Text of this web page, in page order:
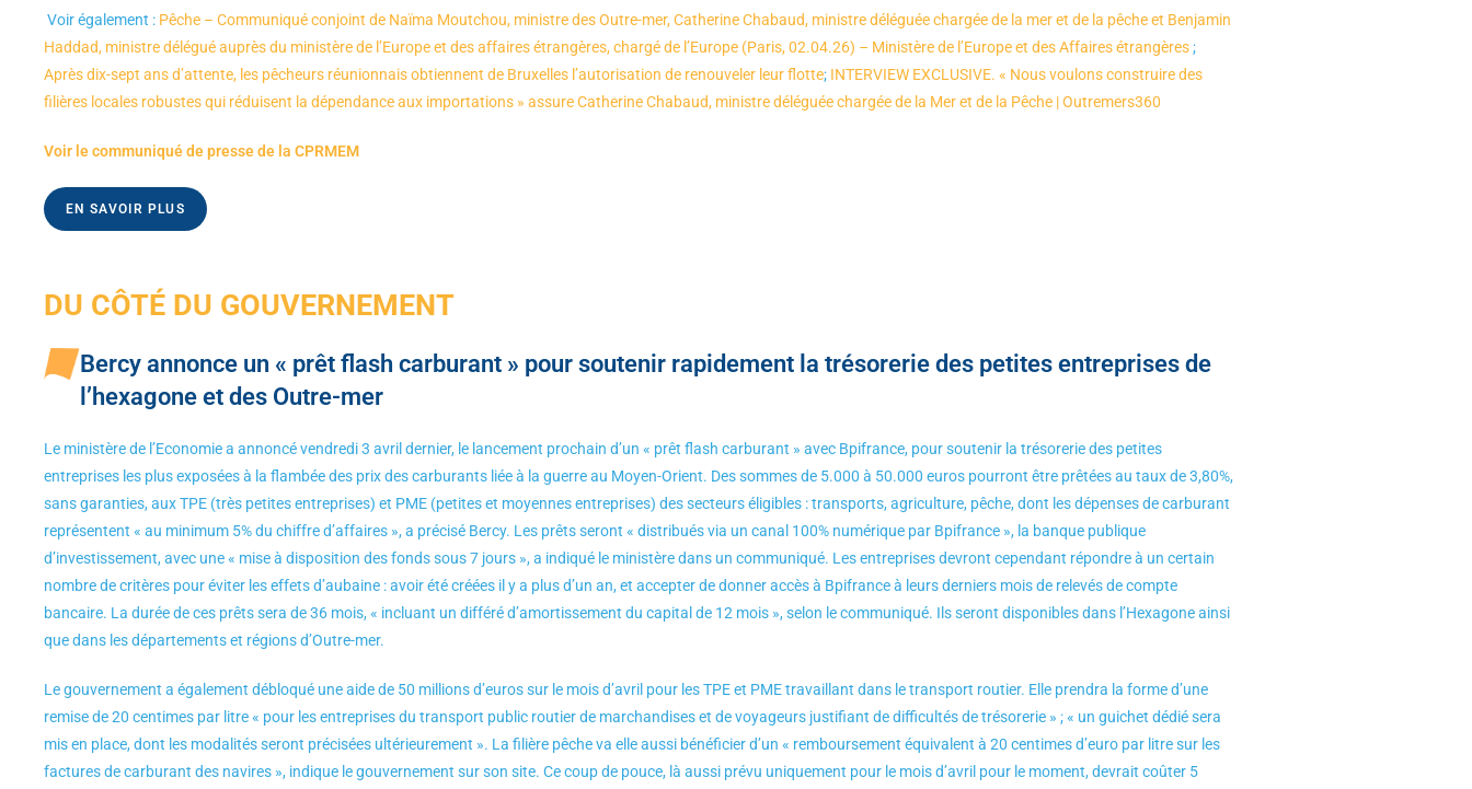
Voir également : Pêche – Communiqué conjoint de Naïma Moutchou, ministre des Outre-mer, Catherine Chabaud, ministre déléguée chargée de la mer et de la pêche et Benjamin
Haddad, ministre délégué auprès du ministère de l’Europe et des affaires étrangères, chargé de l’Europe (Paris, 02.04.26) – Ministère de l’Europe et des Affaires étrangères;
Après dix-sept ans d’attente, les pêcheurs réunionnais obtiennent de Bruxelles l’autorisation de renouveler leur flotte; INTERVIEW EXCLUSIVE. « Nous voulons construire des
filières locales robustes qui réduisent la dépendance aux importations » assure Catherine Chabaud, ministre déléguée chargée de la Mer et de la Pêche | Outremers360
Voir le communiqué de presse de la CPRMEM
EN SAVOIR PLUS
DU CÔTÉ DU GOUVERNEMENT
Bercy annonce un « prêt flash carburant » pour soutenir rapidement la trésorerie des petites entreprises de
l’hexagone et des Outre-mer
Le ministère de l’Economie a annoncé vendredi 3 avril dernier, le lancement prochain d’un « prêt flash carburant » avec Bpifrance, pour soutenir la trésorerie des petites
entreprises les plus exposées à la flambée des prix des carburants liée à la guerre au Moyen-Orient. Des sommes de 5.000 à 50.000 euros pourront être prêtées au taux de 3,80%,
sans garanties, aux TPE (très petites entreprises) et PME (petites et moyennes entreprises) des secteurs éligibles : transports, agriculture, pêche, dont les dépenses de carburant
représentent « au minimum 5% du chiffre d’affaires », a précisé Bercy. Les prêts seront « distribués via un canal 100% numérique par Bpifrance », la banque publique
d’investissement, avec une « mise à disposition des fonds sous 7 jours », a indiqué le ministère dans un communiqué. Les entreprises devront cependant répondre à un certain
nombre de critères pour éviter les effets d’aubaine : avoir été créées il y a plus d’un an, et accepter de donner accès à Bpifrance à leurs derniers mois de relevés de compte
bancaire. La durée de ces prêts sera de 36 mois, « incluant un différé d’amortissement du capital de 12 mois », selon le communiqué. Ils seront disponibles dans l’Hexagone ainsi
que dans les départements et régions d’Outre-mer.
Le gouvernement a également débloqué une aide de 50 millions d’euros sur le mois d’avril pour les TPE et PME travaillant dans le transport routier. Elle prendra la forme d’une
remise de 20 centimes par litre « pour les entreprises du transport public routier de marchandises et de voyageurs justifiant de difficultés de trésorerie » ; « un guichet dédié sera
mis en place, dont les modalités seront précisées ultérieurement ». La filière pêche va elle aussi bénéficier d’un « remboursement équivalent à 20 centimes d’euro par litre sur les
factures de carburant des navires », indique le gouvernement sur son site. Ce coup de pouce, là aussi prévu uniquement pour le mois d’avril pour le moment, devrait coûter 5